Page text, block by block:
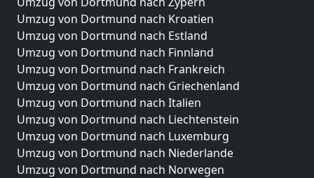
Umzug von Dortmund nach Kroatien
Umzug von Dortmund nach Estland
Umzug von Dortmund nach Finnland
Umzug von Dortmund nach Frankreich
Umzug von Dortmund nach Griechenland
Umzug von Dortmund nach Italien
Umzug von Dortmund nach Liechtenstein
Umzug von Dortmund nach Luxemburg
Umzug von Dortmund nach Niederlande
Umzug von Dortmund nach Norwegen